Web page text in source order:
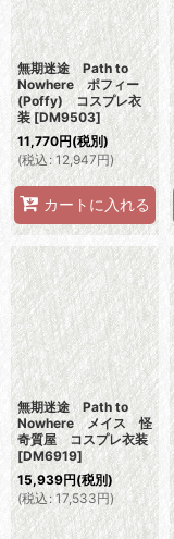
無期迷途 Path to
Nowhere ポフィー
(Poffy) コスプレ衣
装 [DM9503]
11,770円(税別)
(税込: 12,947円)
カートに入れる
無期迷途 Path to
Nowhere メイス 怪
奇質屋 コスプレ衣装
[DM6919]
15,939円(税別)
(税込 : 17,533円)